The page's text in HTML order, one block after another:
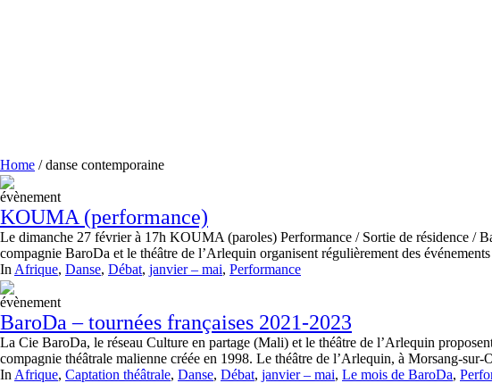
Home /danse contemporaine
évènement
KOUMA (performance)
Le dimanche 27 février à 17h KOUMA (paroles) Performance / Sortie de résidence /
compagnie BaroDa et le théâtre de l’Arlequin organisent régulièrement des
In Afrique, Danse, Débat, janvier – mai, Performance
évènement
BaroDa – tournées françaises 2021-2023
La Cie BaroDa, le réseau Culture en partage (Mali) et le théâtre de l’Arlequin
compagnie théâtrale malienne créée en 1998. Le théâtre de l’Arlequin, à Morsang-
In Afrique, Captation théâtrale, Danse, Débat, janvier – mai, Le mois de BaroDa,